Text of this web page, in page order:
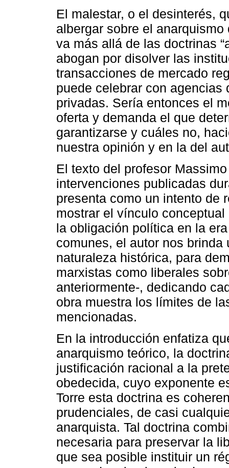
El malestar, o el desinterés,
albergar sobre el
va más allá de las doctrinas
abogan por disolver las
transacciones de mercado
puede celebrar con
privadas. Sería entonces el
oferta y demanda el que
garantizarse y cuáles no,
nuestra opinión y en la del
El texto del profesor
intervenciones publicadas
presenta como un intento de
mostrar el vínculo
la obligación política en la
comunes, el autor nos
naturaleza histórica, para
marxistas como liberales
anteriormente-, dedicando
obra muestra los límites de
mencionadas.
En la introducción enfatiza
anarquismo teórico, la
justificación racional a la
obedecida, cuyo exponente
Torre esta doctrina es
prudenciales, de casi
anarquista. Tal doctrina
necesaria para preservar la
que sea posible instituir un